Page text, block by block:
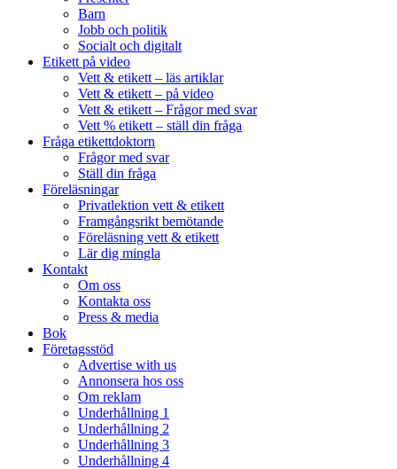
Barn
Jobb och politik
Socialt och digitalt
Etikett på video
Vett & etikett – läs artiklar
Vett & etikett – på video
Vett & etikett – Frågor med svar
Vett % etikett – ställ din fråga
Fråga etikettdoktorn
Frågor med svar
Ställ din fråga
Föreläsningar
Privatlektion vett & etikett
Framgångsrikt bemötande
Föreläsning vett & etikett
Lär dig mingla
Kontakt
Om oss
Kontakta oss
Press & media
Bok
Företagsstöd
Advertise with us
Annonsera hos oss
Om reklam
Underhållning 1
Underhållning 2
Underhållning 3
Underhållning 4